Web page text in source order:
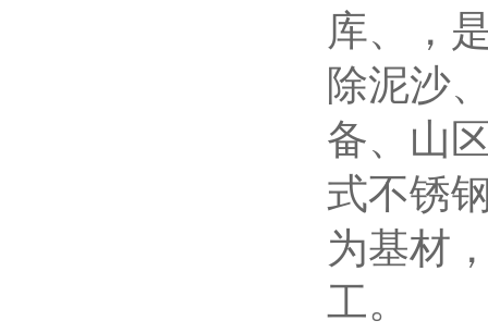
库、，
除泥沙
备、山
式不锈
为基材
工。